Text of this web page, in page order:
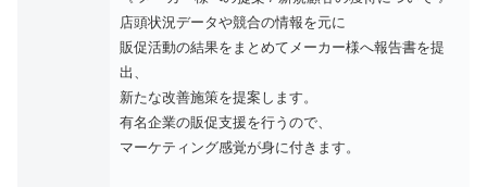
店頭状況データや競合の情報を元に
販促活動の結果をまとめてメーカー様へ報告書を提
出、
新たな改善施策を提案します。
有名企業の販促支援を行うので、
マーケティング感覚が身に付きます。